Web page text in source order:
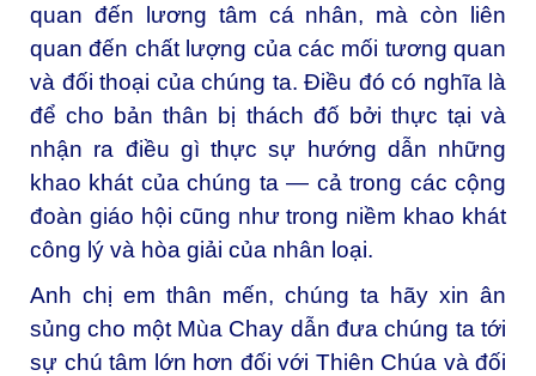
quan đến lương tâm cá nhân, mà còn liên
quan đến chất lượng của các mối tương quan
và đối thoại của chúng ta. Điều đó có nghĩa là
để cho bản thân bị thách đố bởi thực tại và
nhận ra điều gì thực sự hướng dẫn những
khao khát của chúng ta — cả trong các cộng
đoàn giáo hội cũng như trong niềm khao khát
công lý và hòa giải của nhân loại.
Anh chị em thân mến, chúng ta hãy xin ân
sủng cho một Mùa Chay dẫn đưa chúng ta tới
sự chú tâm lớn hơn đối với Thiên Chúa và đối